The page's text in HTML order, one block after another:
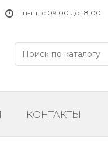
пн-пт, с 09:00 до 18:00
КОНТАКТЫ